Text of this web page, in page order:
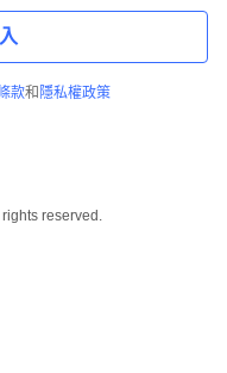
款和 隱私權政策
reserved.